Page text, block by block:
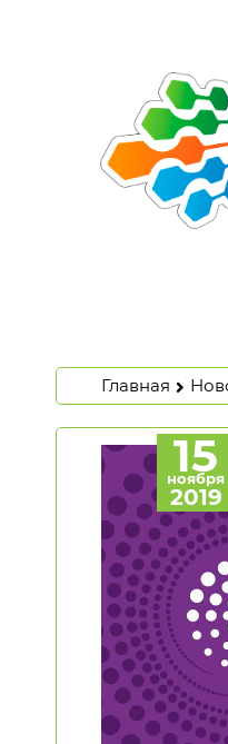
Главная
15
ноября
2019